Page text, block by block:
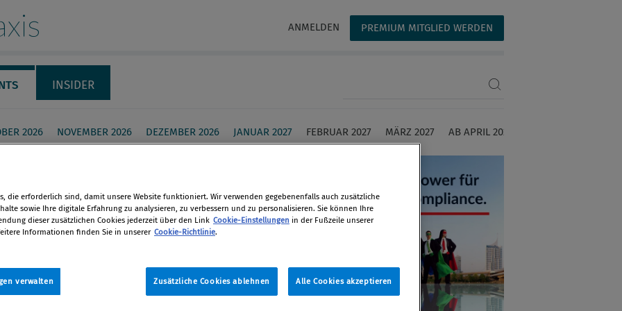
ANMELDEN PREMIUM MITGLIED WERDEN
INSIDER
2026 NOVEMBER 2026 DEZEMBER 2026 JANUAR 2027 FEBRUAR 2027 MÄRZ 2027 AB APRIL 2027
2.0
Angriffsmethoden und Fraud-
verändert
2025 / Compliance Solutions Day
die erforderlich sind, damit unsere Website funktioniert. Wir verwenden gegebenenfalls auch zusätzliche
sowie Ihre digitale Erfahrung zu analysieren, zu verbessern und zu personalisieren. Sie können Ihre
dieser zusätzlichen Cookies jederzeit über den Link Cookie-Einstellungen in der Fußzeile unserer
Informationen finden Sie in unserer Cookie-Richtlinie.
Zusätzliche Cookies ablehnen Alle Cookies akzeptieren
verwalten